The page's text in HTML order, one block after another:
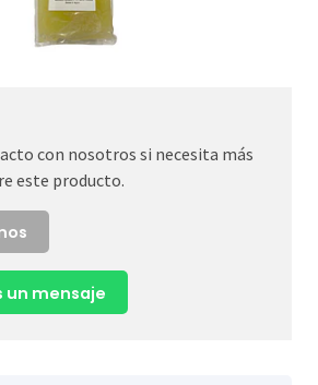
con nosotros si necesita más
este producto.
un mensaje